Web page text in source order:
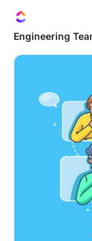
Engineering